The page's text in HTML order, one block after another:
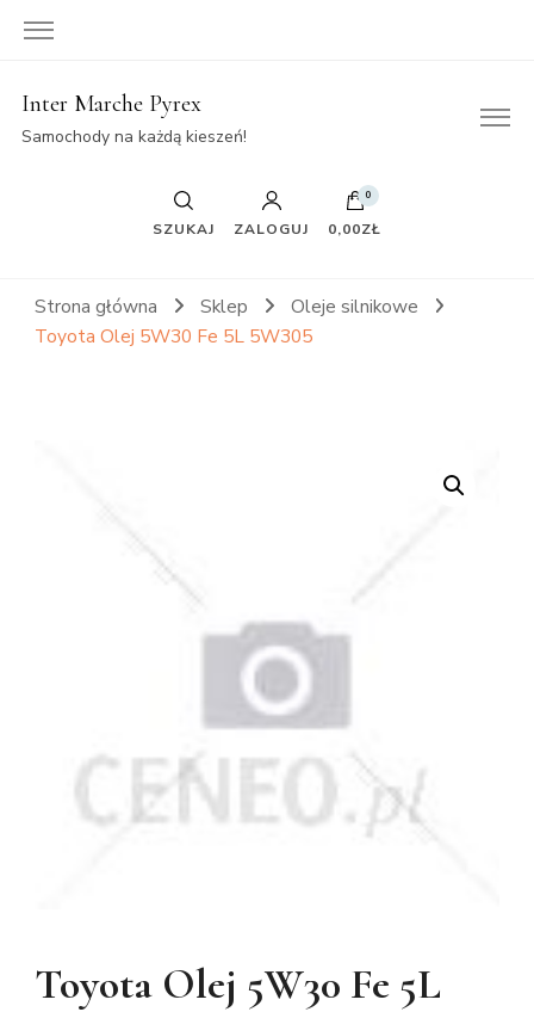
Inter Marche Pyrex
Samochody na każdą kieszeń!
SZUKAJ ZALOGUJ
0
0,00ZŁ
Strona główna Sklep
Oleje silnikowe
Toyota Olej 5W30 Fe 5L 5W305
Toyota Olej 5W30 Fe 5L